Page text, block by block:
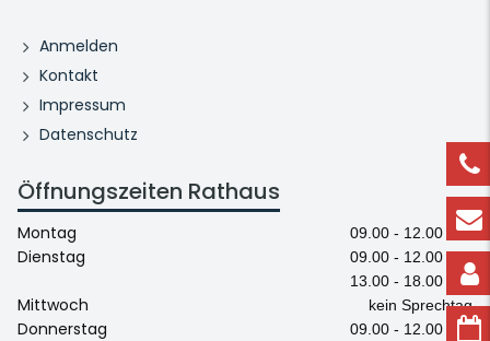
Anmelden
Kontakt
Impressum
Datenschutz
Öffnungszeiten Rathaus
Montag 09.00 - 12.00 Uhr
Dienstag
09.00 - 12.00 Uhr
13.00 - 18.00 Uhr
Mittwoch kein Sprechtag
Donnerstag
09.00 - 12.00 Uhr